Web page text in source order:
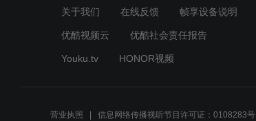
关于我们 在线反馈 帧享设备说明
优酷视频云 优酷社会责任报告
Youku.tv HONOR视频
营业执照 信息网络传播视听节目许可证：0108283号